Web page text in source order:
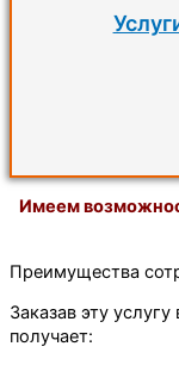
Имеем
Преимущества
Заказав эту
получает: